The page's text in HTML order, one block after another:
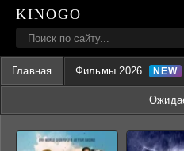
KINOGO
Главная Фильмы 2026